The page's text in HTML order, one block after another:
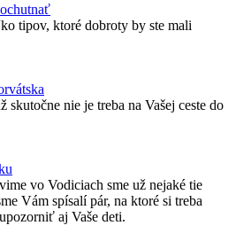
tipov, ktoré dobroty by ste mali
nie je treba na Vašej ceste do
vo Vodiciach sme už nejaké tie
Vám spísalí pár, na ktoré si treba
aj Vaše deti.